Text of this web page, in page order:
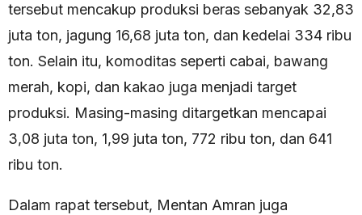
tersebut mencakup produksi beras sebanyak 32,83
juta ton, jagung 16,68 juta ton, dan kedelai 334 ribu
ton. Selain itu, komoditas seperti cabai, bawang
merah, kopi, dan kakao juga menjadi target
produksi. Masing-masing ditargetkan mencapai
3,08 juta ton, 1,99 juta ton, 772 ribu ton, dan 641
ribu ton.
Dalam rapat tersebut, Mentan Amran juga